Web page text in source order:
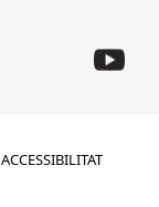
ACCESSIBILITAT